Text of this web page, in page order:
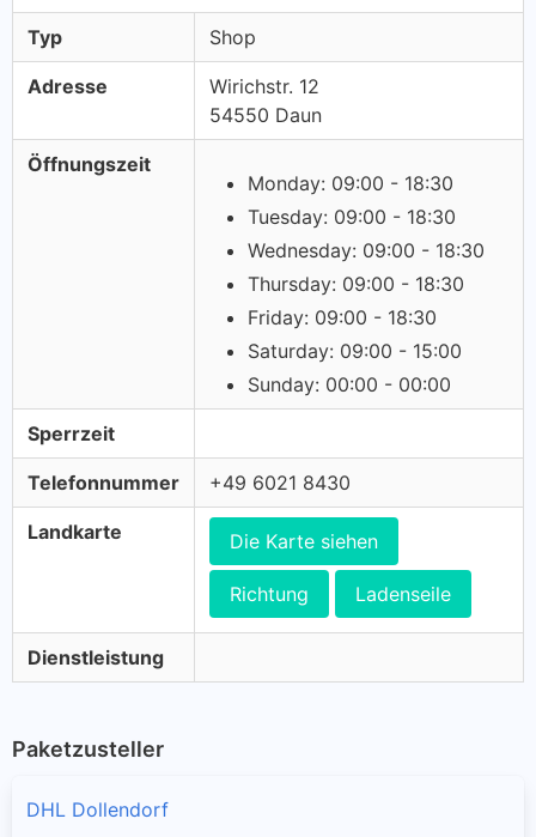
Typ Shop
Adresse
Wirichstr. 12
54550 Daun
Öffnungszeit
Monday: 09:00 - 18:30
Tuesday: 09:00 - 18:30
Wednesday: 09:00 - 18:30
Thursday: 09:00 - 18:30
Friday: 09:00 - 18:30
Saturday: 09:00 - 15:00
Sunday: 00:00 - 00:00
Sperrzeit
Telefonnummer +49 6021 8430
Landkarte Die Karte siehen
Richtung Ladenseile
Dienstleistung
Paketzusteller
DHL Dollendorf